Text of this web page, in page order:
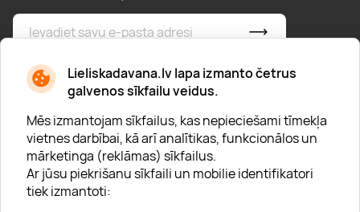
Lieliskadavana.lv lapa izmanto četrus
galvenos sīkfailu veidus.
Mēs izmantojam sīkfailus, kas nepieciešami tīmekļa
vietnes darbībai, kā arī analītikas, funkcionālos un
mārketinga (reklāmas) sīkfailus.
Ar jūsu piekrišanu sīkfaili un mobilie identifikatori
tiek izmantoti:
* Esmu iepazinies/usies ar privātuma politiku
Par "Lieliska dāvana"